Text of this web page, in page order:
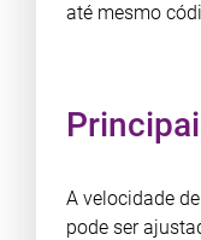
até mesmo
A velocidade
pode ser